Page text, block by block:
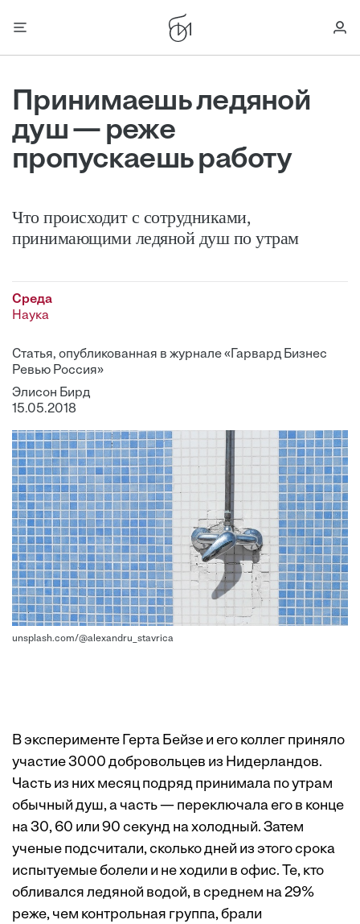
Принимаешь ледяной
душ — реже
пропускаешь работу
Что происходит с сотрудниками,
принимающими ледяной душ по утрам
Среда
Наука
Статья, опубликованная в журнале «Гарвард Бизнес
Ревью Россия»
Элисон Бирд
15.05.2018
unsplash.com/@alexandru_stavrica
В эксперименте Герта Бейзе и его коллег приняло
участие 3000 добровольцев из Нидерландов.
Часть из них месяц подряд принимала по утрам
обычный душ, а часть — переключала его в конце
на 30, 60 или 90 секунд на холодный. Затем
ученые подсчитали, сколько дней из этого срока
испытуемые болели и не ходили в офис. Те, кто
обливался ледяной водой, в среднем на 29%
реже, чем контрольная группа, брали